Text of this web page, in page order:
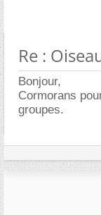
Re :
Bonjour,
Cormorans
groupes.